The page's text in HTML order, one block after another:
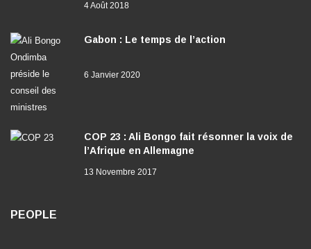
4 Août 2018
Gabon : Le temps de l’action
6 Janvier 2020
COP 23 : Ali Bongo fait résonner la voix de
l’Afrique en Allemagne
13 Novembre 2017
PEOPLE